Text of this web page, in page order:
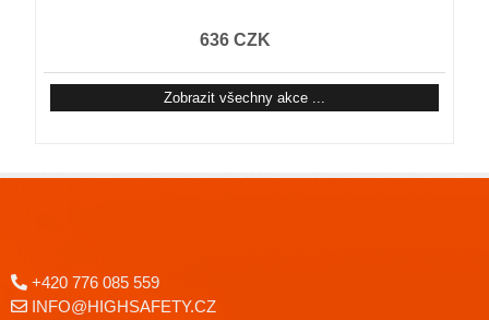
636 CZK
Zobrazit všechny akce ...
+420 776 085 559
INFO@HIGHSAFETY.CZ